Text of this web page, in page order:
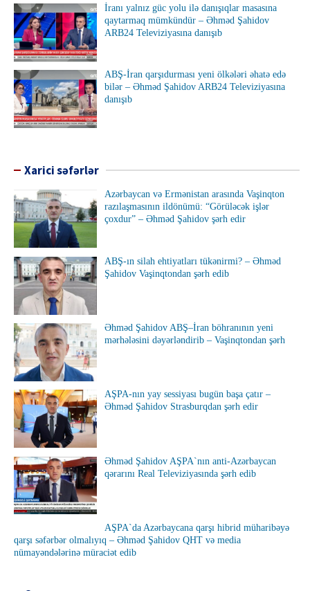
İranı yalnız güc yolu ilə danışıqlar masasına
qaytarmaq mümkündür – Əhməd Şahidov
ARB24 Televiziyasına danışıb
ABŞ-İran qarşıdurması yeni ölkələri əhatə edə
bilər – Əhməd Şahidov ARB24 Televiziyasına
danışıb
Xarici səfərlər
Azərbaycan və Ermənistan arasında Vaşinqton
razılaşmasının ildönümü: “Görüləcək işlər
çoxdur” – Əhməd Şahidov şərh edir
ABŞ-ın silah ehtiyatları tükənirmi? – Əhməd
Şahidov Vaşinqtondan şərh edib
Əhməd Şahidov ABŞ–İran böhranının yeni
mərhələsini dəyərləndirib – Vaşinqtondan şərh
AŞPA-nın yay sessiyası bugün başa çatır –
Əhməd Şahidov Strasburqdan şərh edir
Əhməd Şahidov AŞPA`nın anti-Azərbaycan
qərarını Real Televiziyasında şərh edib
AŞPA`da Azərbaycana qarşı hibrid müharibəyə
qarşı səfərbər olmalıyıq – Əhməd Şahidov QHT və media
nümayəndələrinə müraciət edib